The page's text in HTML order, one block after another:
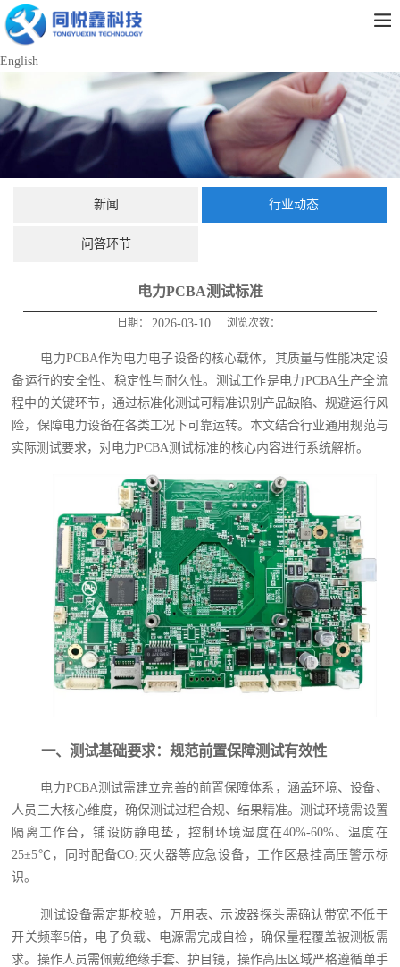
English
新闻 行业动态
问答环节
电力PCBA测试标准
日期： 2026-03-10 浏览次数：
电力PCBA作为电力电子设备的核心载体，其质量与性能决定设
备运行的安全性、稳定性与耐久性。测试工作是电力PCBA生产全流
程中的关键环节，通过标准化测试可精准识别产品缺陷、规避运行风
险，保障电力设备在各类工况下可靠运转。本文结合行业通用规范与
实际测试要求，对电力PCBA测试标准的核心内容进行系统解析。
一、测试基础要求：规范前置保障测试有效性
电力PCBA测试需建立完善的前置保障体系，涵盖环境、设备、
人员三大核心维度，确保测试过程合规、结果精准。测试环境需设置
隔离工作台，铺设防静电垫，控制环境湿度在40%-60%、温度在
25±5℃，同时配备CO₂灭火器等应急设备，工作区悬挂高压警示标
识。
测试设备需定期校验，万用表、示波器探头需确认带宽不低于
开关频率5倍，电子负载、电源需完成自检，确保量程覆盖被测板需
求。操作人员需佩戴绝缘手套、护目镜，操作高压区域严格遵循单手